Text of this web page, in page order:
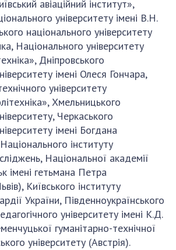
авіаційний інститут»,
університету імені В.Н.
національного університету
Національного університету
Дніпровського
імені Олеся Гончара,
університету
Хмельницького
Черкаського
імені Богдана
інституту
Національної академії
імені гетьмана Петра
Київського інституту
України, Південноукраїнського
університету імені К.Д.
гуманітарно-технічної
університету (Австрія).